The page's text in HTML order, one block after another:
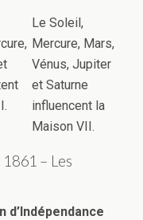
Le Soleil,
Mercure, Mars,
Vénus, Jupiter
et Saturne
influencent la
Maison VII.
– Les
d’Indépendance